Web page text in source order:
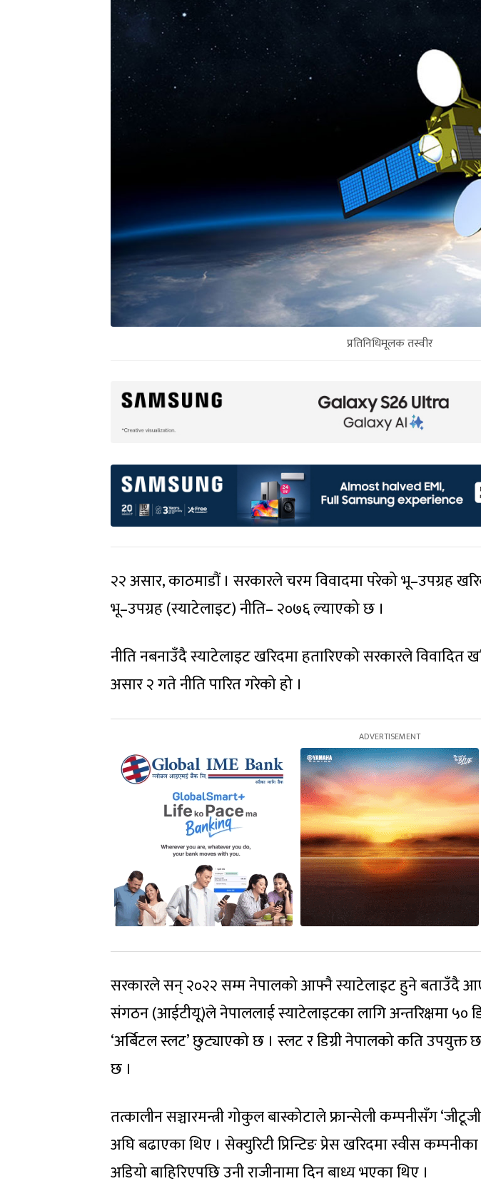
प्रतिनिधिमूलक तस्वीर
२२ असार, काठमाडौं । सरकारले चरम विवादमा परेको भू–उपग्रह खरिद
भू–उपग्रह (स्याटेलाइट) नीति– २०७६ ल्याएको छ ।
नीति नबनाउँदै स्याटेलाइट खरिदमा हतारिएको सरकारले विवादित
असार २ गते नीति पारित गरेको हो ।
सरकारले सन् २०२२ सम्म नेपालको आफ्नै स्याटेलाइट हुने बताउँदै आएको
संगठन (आईटीयू)ले नेपाललाई स्याटेलाइटका लागि अन्तरिक्षमा ५०
‘अर्बिटल स्लट’ छुट्याएको छ । स्लट र डिग्री नेपालको कति
छ ।
तत्कालीन सञ्चारमन्त्री गोकुल बास्कोटाले फ्रान्सेली कम्पनीसँग
अघि बढाएका थिए । सेक्युरिटी प्रिन्टिङ प्रेस खरिदमा स्वीस
अडियो बाहिरिएपछि उनी राजीनामा दिन बाध्य भएका थिए ।